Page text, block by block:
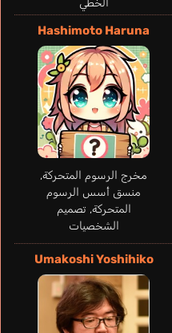
Hashimoto Haruna
مخرج الرسوم المتحركة,
منسق أسس الرسوم
المتحركة, تصميم
الشخصيات
Umakoshi Yoshihiko
Bourlé Bastien
فرنسي
Fitzner
Sebastian
ألماني
Aizawa Shouta